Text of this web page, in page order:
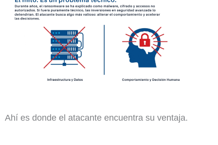
Ahí es donde el atacante encuentra su ventaja.